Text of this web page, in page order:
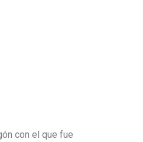
con el que fue